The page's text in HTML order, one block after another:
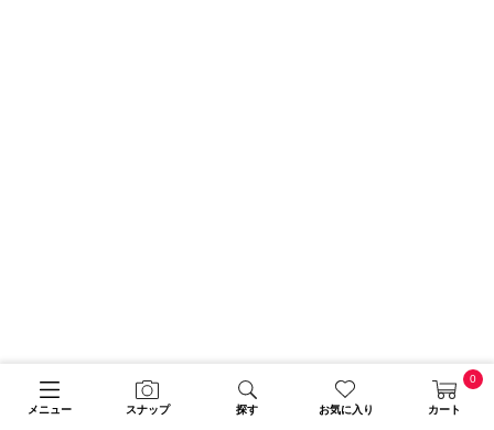
メニュー スナップ 探す お気に入り カート
0